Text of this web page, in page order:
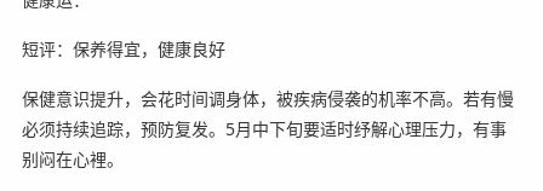
短评：保养得宜，健康良好
保健意识提升，会花时间调身体，被疾病侵袭的机率不高。若有慢
必须持续追踪，预防复发。5月中下旬要适时纾解心理压力，有事
别闷在心裡。